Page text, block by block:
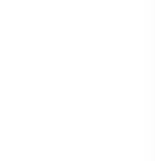
Cand clienta
de oja
salon, nu va fi
Indepartarea